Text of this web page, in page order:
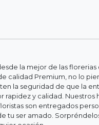
la mejor de las
calidad Premium, no lo
la seguridad de que la
rapidez y calidad. Nuestros
son entregados
tu ser amado.